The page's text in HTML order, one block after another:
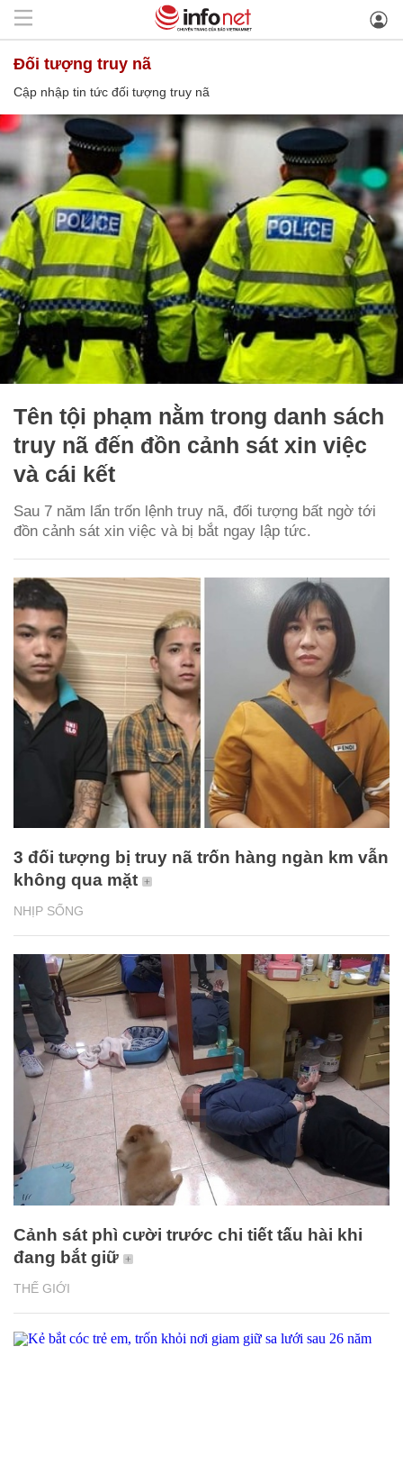
đối tượng truy nã
Cập nhập tin tức đối tượng truy nã
Tên tội phạm nằm trong danh sách
truy nã đến đồn cảnh sát xin việc
và cái kết
Sau 7 năm lẩn trốn lệnh truy nã, đối tượng bất ngờ tới
đồn cảnh sát xin việc và bị bắt ngay lập tức.
NHỊP SỐNG
3 đối tượng bị truy nã trốn hàng ngàn km vẫn
không qua mặt
THẾ GIỚI
Cảnh sát phì cười trước chi tiết tấu hài khi
đang bắt giữ